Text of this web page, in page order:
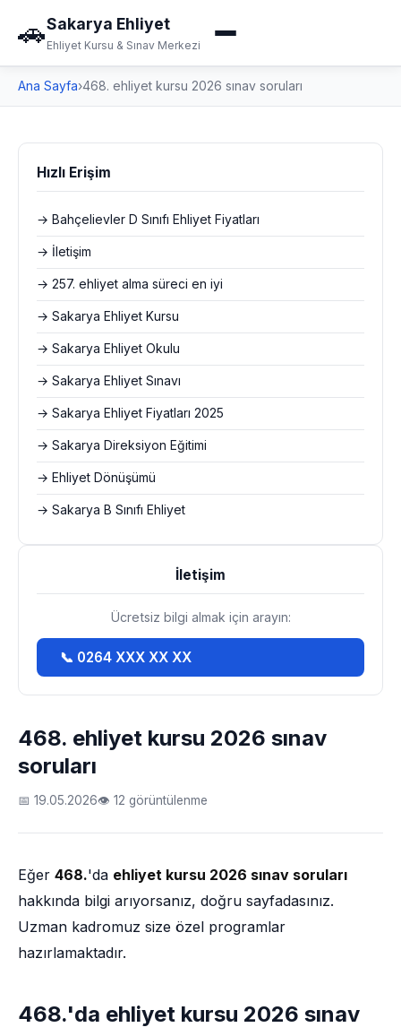
🚗Sakarya Ehliyet
Ehliyet Kursu & Sınav Merkezi
Ana Sayfa›468. ehliyet kursu 2026 sınav soruları
468. ehliyet kursu 2026 sınav
soruları
📅 19.05.2026👁 12 görüntülenme
Eğer 468.'da ehliyet kursu 2026 sınav soruları
hakkında bilgi arıyorsanız, doğru sayfadasınız.
Uzman kadromuz size özel programlar
hazırlamaktadır.
468.'da ehliyet kursu 2026 sınav
Hızlı Erişim
→ Bahçelievler D Sınıfı Ehliyet Fiyatları
→ İletişim
→ 257. ehliyet alma süreci en iyi
→ Sakarya Ehliyet Kursu
→ Sakarya Ehliyet Okulu
→ Sakarya Ehliyet Sınavı
→ Sakarya Ehliyet Fiyatları 2025
→ Sakarya Direksiyon Eğitimi
→ Ehliyet Dönüşümü
→ Sakarya B Sınıfı Ehliyet
İletişim
Ücretsiz bilgi almak için arayın:
📞 0264 XXX XX XX